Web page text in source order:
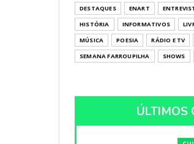
DESTAQUES
ENART
HISTÓRIA
INFORMATIVOS
MÚSICA
POESIA RÁDIO E TV
SEMANA FARROUPILHA
SHOWS
ÚLTIMOS